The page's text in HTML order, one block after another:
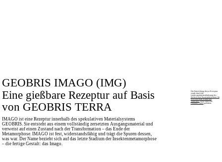
GEOBRIS IMAGO (IMG)
Eine gießbare Rezeptur auf Basis
von GEOBRIS TERRA
Die Entwicklung dieser Rezeptur
wurde durch die
Landesgraduiertenförderung des
Sächsischen Staatsministeriums für
Wissenschaft, Kultur und
Tourismussowie durch die
Futurium GmbHgefördert.
IMAGO ist eine Rezeptur innerhalb des spekulativen Materialsystems
GEOBRIS. Sie entsteht aus einem vollständig zersetzten Ausgangsmaterial und
verweist auf einen Zustand nach der Transformation – das Ende der
Metamorphose. IMAGO ist fest, widerstandsfähig und trägt die Spuren dessen,
was war. Der Name bezieht sich auf das letzte Stadium der Insektenmetamorphose
– die fertige Gestalt: das Imago.